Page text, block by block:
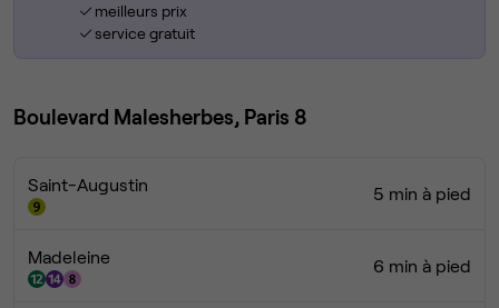
meilleurs prix
service gratuit
Boulevard Malesherbes, Paris 8
Saint-Augustin 5 min à pied
Madeleine 6 min à pied